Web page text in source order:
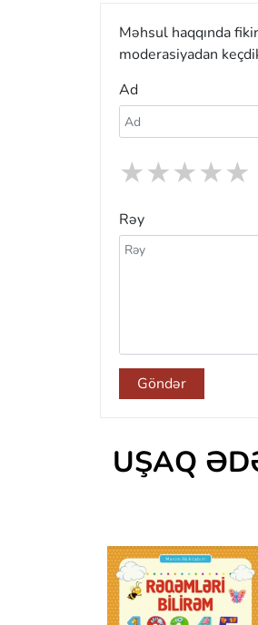
Məhsul haqqında
moderasiyadan
Ad
★
★
★
★
★
Rəy
Göndər
UŞAQ